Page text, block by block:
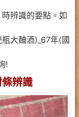
時辨識的要點。如
大麯酒)_67年(國
!
辨識